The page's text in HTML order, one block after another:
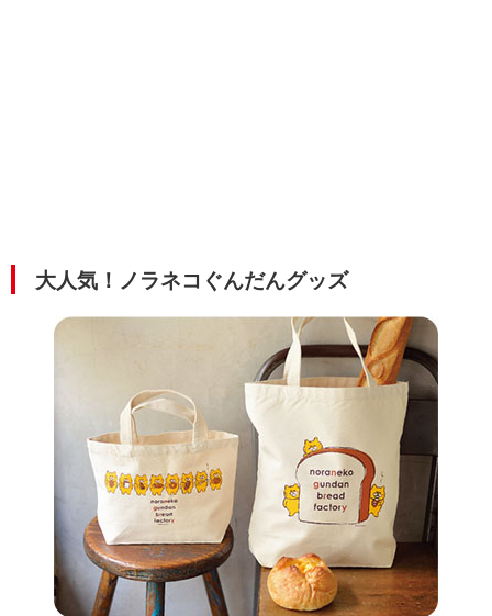
大人気！ノラネコぐんだんグッズ